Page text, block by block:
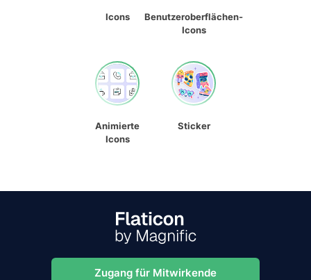
Icons
Benutzeroberflächen-
Icons
Animierte
Icons
Sticker
Zugang für Mitwirkende